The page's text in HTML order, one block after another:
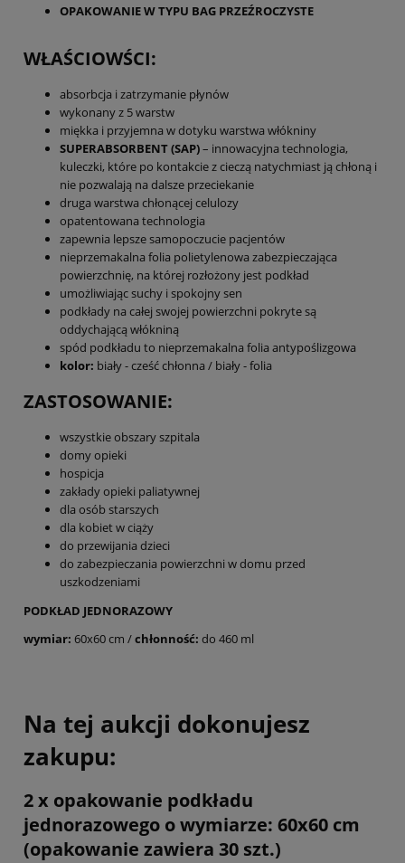
OPAKOWANIE W TYPU BAG PRZEŹROCZYSTE
WŁAŚCIOWŚCI:
absorbcja i zatrzymanie płynów
wykonany z 5 warstw
miękka i przyjemna w dotyku warstwa włókniny
SUPERABSORBENT (SAP)– innowacyjna technologia,
kuleczki, które po kontakcie z cieczą natychmiast ją chłoną i
nie pozwalają na dalsze przeciekanie
druga warstwa chłonącej celulozy
opatentowana technologia
zapewnia lepsze samopoczucie pacjentów
nieprzemakalna folia polietylenowa zabezpieczająca
powierzchnię, na której rozłożony jest podkład
umożliwiając suchy i spokojny sen
podkłady na całej swojej powierzchni pokryte są
oddychającą włókniną
spód podkładu to nieprzemakalna folia antypoślizgowa
kolor: biały - cześć chłonna / biały - folia
ZASTOSOWANIE:
wszystkie obszary szpitala
domy opieki
hospicja
zakłady opieki paliatywnej
dla osób starszych
dla kobiet w ciąży
do przewijania dzieci
do zabezpieczania powierzchni w domu przed
uszkodzeniami
PODKŁAD JEDNORAZOWY
wymiar: 60x60 cm /chłonność: do 460 ml
Na tej aukcji dokonujesz
zakupu:
2 x opakowanie podkładu
jednorazowego o wymiarze: 60x60 cm
(opakowanie zawiera 30 szt.)